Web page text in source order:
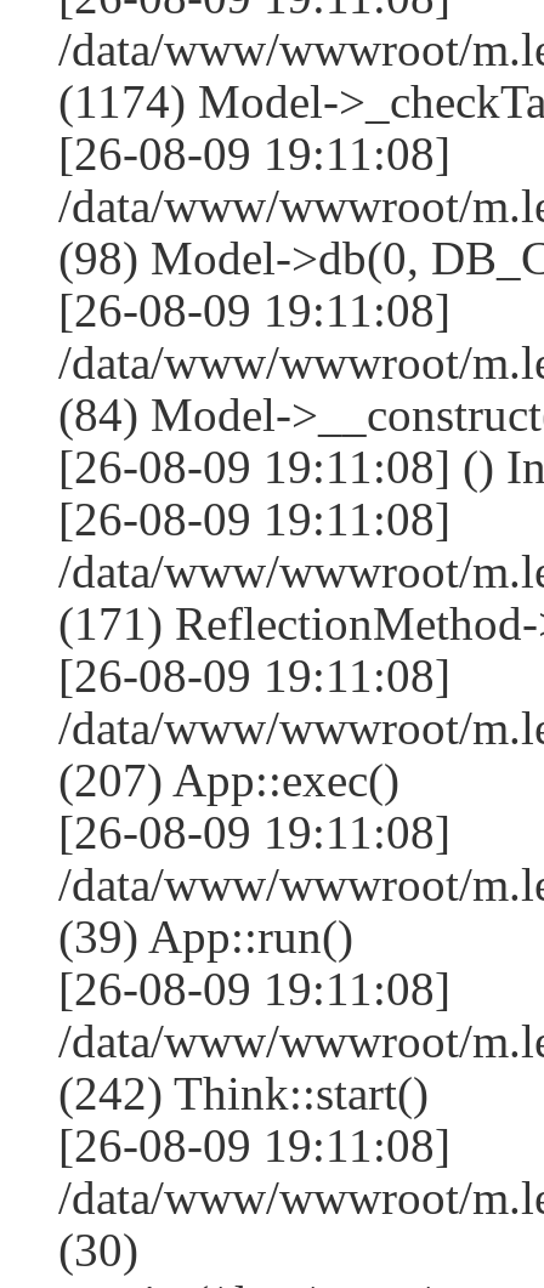
/data/www/wwwroot/
(1174) Model-
[26-08-09 19:11:08]
/data/www/wwwroot/
(98) Model->db(0,
[26-08-09 19:11:08]
/data/www/wwwroot/
(84) Model-
[26-08-09 19:11:08] ()
[26-08-09 19:11:08]
/data/www/wwwroot/
(171)
[26-08-09 19:11:08]
/data/www/wwwroot/
(207) App::exec()
[26-08-09 19:11:08]
/data/www/wwwroot/
(39) App::run()
[26-08-09 19:11:08]
/data/www/wwwroot/
(242) Think::start()
[26-08-09 19:11:08]
/data/www/wwwroot/
(30)